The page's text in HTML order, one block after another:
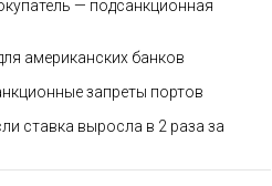
— подсанкционная
американских банков
запреты портов
ставка выросла в 2 раза за